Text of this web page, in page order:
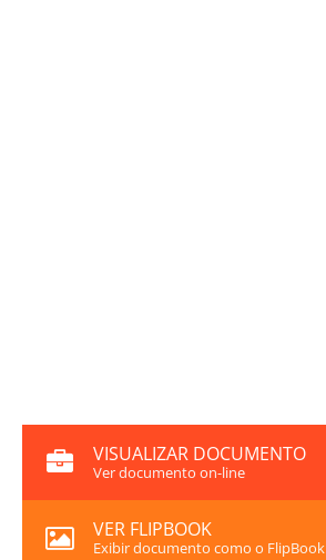
VISUALIZAR DOCUMENTO
Ver documento on-line
VER FLIPBOOK
Exibir documento como o FlipBook